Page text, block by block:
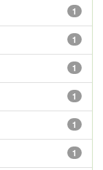
1
1
1
1
1
1